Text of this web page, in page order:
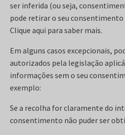
ser inferida (ou seja,
pode retirar o seu
Clique aqui para saber mais.
Em alguns casos excepcionais,
autorizados pela legislação
informações sem o seu
exemplo:
Se a recolha for claramente do
consentimento não puder ser